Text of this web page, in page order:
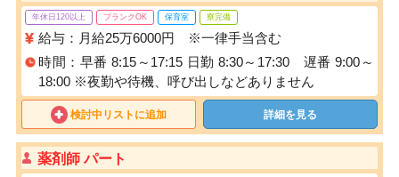
年休日120以上 ブランクOK 保育室 寮完備
給与：月給25万6000円 ※一律手当含む
時間：早番 8:15～17:15 日勤 8:30～17:30 遅番 9:00～
18:00 ※夜勤や待機、呼び出しなどありません
検討中リストに追加 詳細を見る
薬剤師 パート